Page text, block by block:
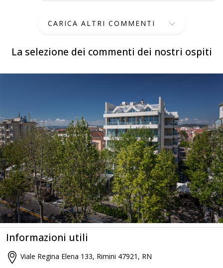
La selezione dei commenti dei nostri ospiti
CARICA ALTRI COMMENTI
Informazioni utili
Viale Regina Elena 133, Rimini 47921, RN